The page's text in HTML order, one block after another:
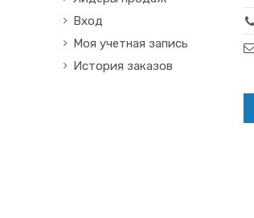
Вход
Моя учетная запись
История заказов